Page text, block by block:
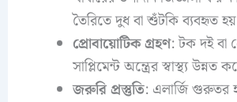
তৈরিতে দুধ বা শুঁটকি ব্যবহৃত হয়
প্রোবায়োটিক গ্রহণ: টক দই বা
সাপ্লিমেন্ট অন্ত্রের স্বাস্থ্য উন্নত
জরুরি প্রস্তুতি: এলার্জি গুরুতর